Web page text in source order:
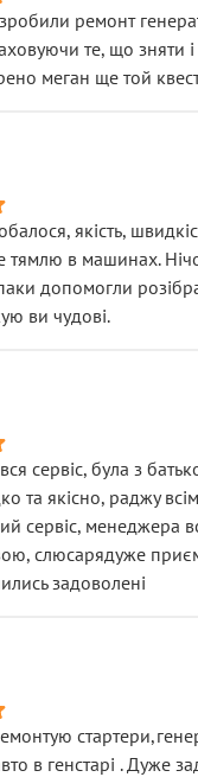
а не
враження, що
- все добре
ремонт
те, що зняти і
меган ще той
якість,
тямлю в машинах.
допомогли
ви чудові.
сервіс, була з
та якісно, раджу
сервіс, менеджера
слюсарядуже
задоволені
в генстарі . Дуже